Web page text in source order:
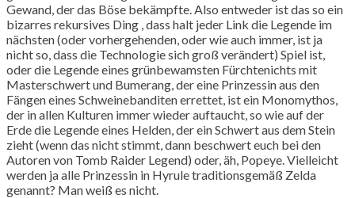
Gewand, der das Böse bekämpfte. Also entweder ist das so ein
bizarres rekursives Ding , dass halt jeder Link die Legende im
nächsten (oder vorhergehenden, oder wie auch immer, ist ja
nicht so, dass die Technologie sich groß verändert) Spiel ist,
oder die Legende eines grünbewamsten Fürchtenichts mit
Masterschwert und Bumerang, der eine Prinzessin aus den
Fängen eines Schweinebanditen errettet, ist ein Monomythos,
der in allen Kulturen immer wieder auftaucht, so wie auf der
Erde die Legende eines Helden, der ein Schwert aus dem Stein
zieht (wenn das nicht stimmt, dann beschwert euch bei den
Autoren von Tomb Raider Legend) oder, äh, Popeye. Vielleicht
werden ja alle Prinzessin in Hyrule traditionsgemäß Zelda
genannt? Man weiß es nicht.